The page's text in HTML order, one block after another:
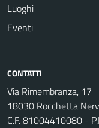
Luoghi
Eventi
CONTATTI
Via Rimembranza, 17
18030 Rocchetta
C.F. 81004410080 -